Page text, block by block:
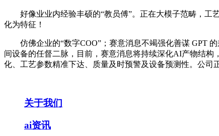
好像业业内经验丰硕的“教员傅”。正在大模子范畴，工
化为特征！
仿佛企业的“数字COO”；赛意消息不竭强化善谋 GPT 的
间设备的任督二脉，目前，赛意消息将持续深化AI产物结
化、工艺参数精准下达、质量及时预警及设备预测性。公司
关于我们
ai资讯